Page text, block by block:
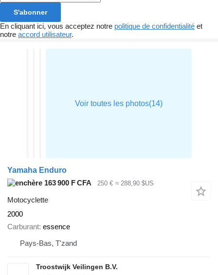
S'abonner
En cliquant ici, vous acceptez notre politique de confidentialité et
notre accord utilisateur.
Yamaha Enduro
163 900 F CFA
250 € ≈ 288,90 $US
Motocyclette
2000
Carburant essence
Pays-Bas, T'zand
Troostwijk Veilingen B.V.